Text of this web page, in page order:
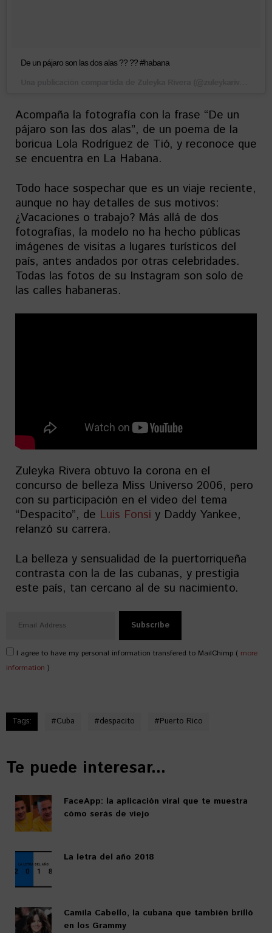
De un pájaro son las dos alas ?? ?? #habana
Acompaña la fotografía con la frase “De un
pájaro son las dos alas”, de un poema de la
boricua Lola Rodríguez de Tió, y reconoce que
se encuentra en La Habana.
Todo hace sospechar que es un viaje reciente,
aunque no hay detalles de sus motivos:
¿Vacaciones o trabajo? Más allá de dos
fotografías, la modelo no ha hecho públicas
imágenes de visitas a lugares turísticos del
país, antes andados por otras celebridades.
Todas las fotos de su Instagram son solo de
las calles habaneras.
Zuleyka Rivera obtuvo la corona en el
concurso de belleza Miss Universo 2006, pero
con su participación en el video del tema
“Despacito”, de Luis Fonsi y Daddy Yankee,
relanzó su carrera.
La belleza y sensualidad de la puertorriqueña
contrasta con la de las cubanas, y prestigia
este país, tan cercano al de su nacimiento.
I agree to have my personal information transfered to MailChimp ( more
information )
Tags: #Cuba #despacito #Puerto Rico
Te puede interesar...
FaceApp: la aplicación viral que te muestra
cómo serás de viejo
La letra del año 2018
Camila Cabello, la cubana que también brilló
en los Grammy